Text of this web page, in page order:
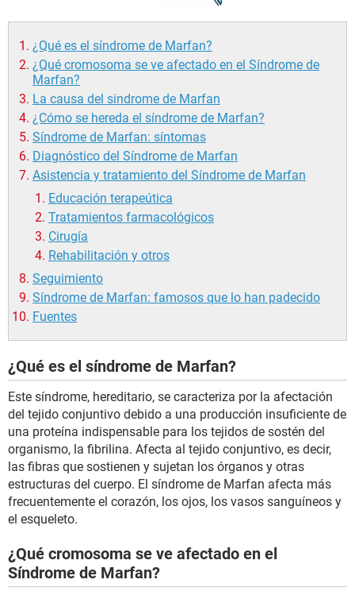
¿Qué es el síndrome de Marfan?
¿Qué cromosoma se ve afectado en el Síndrome de
Marfan?
La causa del sindrome de Marfan
¿Cómo se hereda el síndrome de Marfan?
Síndrome de Marfan: síntomas
Diagnóstico del Síndrome de Marfan
Asistencia y tratamiento del Síndrome de Marfan
Educación terapeútica
Tratamientos farmacológicos
Cirugía
Rehabilitación y otros
Seguimiento
Síndrome de Marfan: famosos que lo han padecido
Fuentes
¿Qué es el síndrome de Marfan?
Este síndrome, hereditario, se caracteriza por la afectación
del tejido conjuntivo debido a una producción insuficiente de
una proteína indispensable para los tejidos de sostén del
organismo, la fibrilina. Afecta al tejido conjuntivo, es decir,
las fibras que sostienen y sujetan los órganos y otras
estructuras del cuerpo. El síndrome de Marfan afecta más
frecuentemente el corazón, los ojos, los vasos sanguíneos y
el esqueleto.
¿Qué cromosoma se ve afectado en el
Síndrome de Marfan?